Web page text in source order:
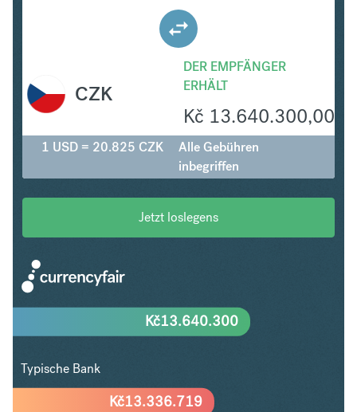
DER EMPFÄNGER
ERHÄLT
Kč 13.640.300,00
CZK
1 USD = 20.825 CZK
Alle Gebühren
inbegriffen
Jetzt loslegens
Kč13.336.719
Kč13.640.300
Typische Bank